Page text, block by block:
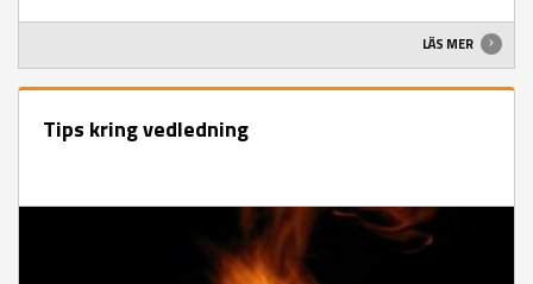
LÄS MER
Tips kring vedledning